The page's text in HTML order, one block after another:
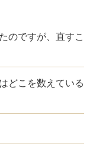
のですが、直すこ
どこを数えている